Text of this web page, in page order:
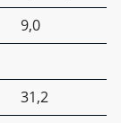
9,0
31,2